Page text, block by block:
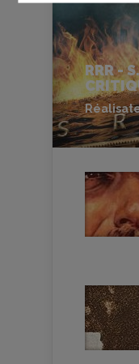
RRR -